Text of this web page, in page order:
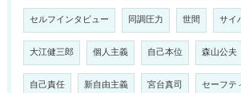
セルフインタビュー 同調圧力 世間 サイ
大江健三郎 個人主義 自己本位 森山公夫
自己責任 新自由主義 宮台真司 セーフテ